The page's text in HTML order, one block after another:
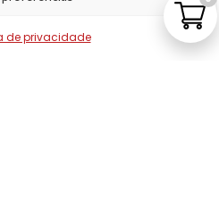
de privacidade